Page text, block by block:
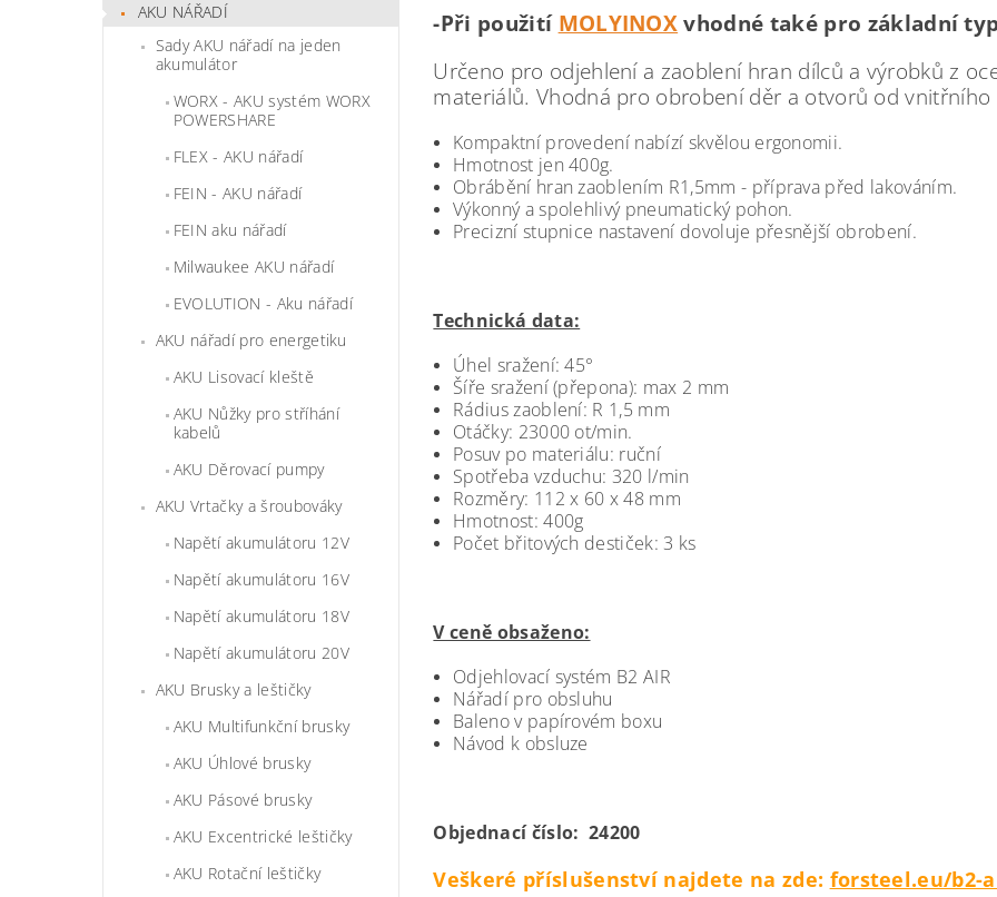
AKU NÁŘADÍ
Sady AKU nářadí na jeden
akumulátor
WORX - AKU systém WORX
POWERSHARE
FLEX - AKU nářadí
FEIN - AKU nářadí
FEIN aku nářadí
Milwaukee AKU nářadí
EVOLUTION - Aku nářadí
AKU nářadí pro energetiku
AKU Lisovací kleště
AKU Nůžky pro stříhání
kabelů
AKU Děrovací pumpy
AKU Vrtačky a šroubováky
Napětí akumulátoru 12V
Napětí akumulátoru 16V
Napětí akumulátoru 18V
Napětí akumulátoru 20V
AKU Brusky a leštičky
AKU Multifunkční brusky
AKU Úhlové brusky
AKU Pásové brusky
AKU Excentrické leštičky
AKU Rotační leštičky
-Při použití MOLYINOX vhodné také pro základní
Určeno pro odjehlení a zaoblení hran dílců a výrobků z
materiálů. Vhodná pro obrobení děr a otvorů od
Kompaktní provedení nabízí skvělou ergonomii.
Hmotnost jen 400g.
Obrábění hran zaoblením R1,5mm - příprava před lakováním.
Výkonný a spolehlivý pneumatický pohon.
Precizní stupnice nastavení dovoluje přesnější obrobení.
Technická data:
Úhel sražení: 45°
Šíře sražení (přepona): max 2 mm
Rádius zaoblení: R 1,5 mm
Otáčky: 23000 ot/min.
Posuv po materiálu: ruční
Spotřeba vzduchu: 320 l/min
Rozměry: 112 x 60 x 48 mm
Hmotnost: 400g
Počet břitových destiček: 3 ks
V ceně obsaženo:
Odjehlovací systém B2 AIR
Nářadí pro obsluhu
Baleno v papírovém boxu
Návod k obsluze
Objednací číslo: 24200
Veškeré příslušenství najdete na zde: forsteel.eu/b2-